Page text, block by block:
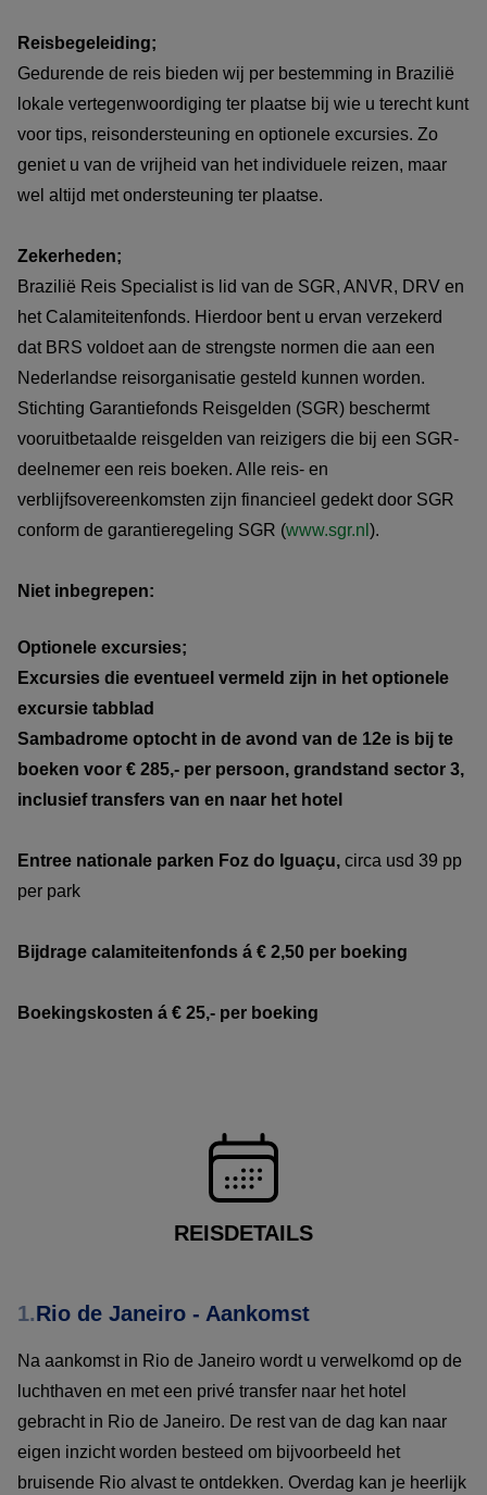
Reisbegeleiding;
Gedurende de reis bieden wij per bestemming in Brazilië
lokale vertegenwoordiging ter plaatse bij wie u terecht kunt
voor tips, reisondersteuning en optionele excursies. Zo
geniet u van de vrijheid van het individuele reizen, maar
wel altijd met ondersteuning ter plaatse.
Zekerheden;
Brazilië Reis Specialist is lid van de SGR, ANVR, DRV en
het Calamiteitenfonds. Hierdoor bent u ervan verzekerd
dat BRS voldoet aan de strengste normen die aan een
Nederlandse reisorganisatie gesteld kunnen worden.
Stichting Garantiefonds Reisgelden (SGR) beschermt
vooruitbetaalde reisgelden van reizigers die bij een SGR-
deelnemer een reis boeken. Alle reis- en
verblijfsovereenkomsten zijn financieel gedekt door SGR
conform de garantieregeling SGR (www.sgr.nl ).
Niet inbegrepen:
Optionele excursies;
Excursies die eventueel vermeld zijn in het optionele
excursie tabblad
Sambadrome optocht in de avond van de 12e is bij te
boeken voor € 285,- per persoon, grandstand sector 3,
inclusief transfers van en naar het hotel
Entree nationale parken Foz do Iguaçu, circa usd 39 pp
per park
Bijdrage calamiteitenfonds á € 2,50 per boeking
Boekingskosten á € 25,- per boeking
REISDETAILS
1.Rio de Janeiro - Aankomst
Na aankomst in Rio de Janeiro wordt u verwelkomd op de
luchthaven en met een privé transfer naar het hotel
gebracht in Rio de Janeiro. De rest van de dag kan naar
eigen inzicht worden besteed om bijvoorbeeld het
bruisende Rio alvast te ontdekken. Overdag kan je heerlijk